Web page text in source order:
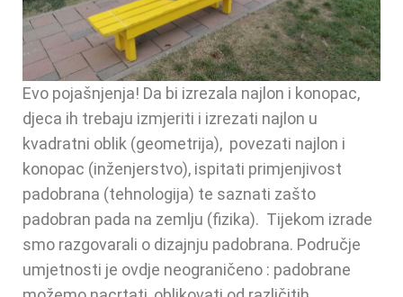
Evo pojašnjenja! Da bi izrezala najlon i konopac,
djeca ih trebaju izmjeriti i izrezati najlon u
kvadratni oblik (geometrija), povezati najlon i
konopac (inženjerstvo), ispitati primjenjivost
padobrana (tehnologija) te saznati zašto
padobran pada na zemlju (fizika). Tijekom izrade
smo razgovarali o dizajnju padobrana. Područje
umjetnosti je ovdje neograničeno : padobrane